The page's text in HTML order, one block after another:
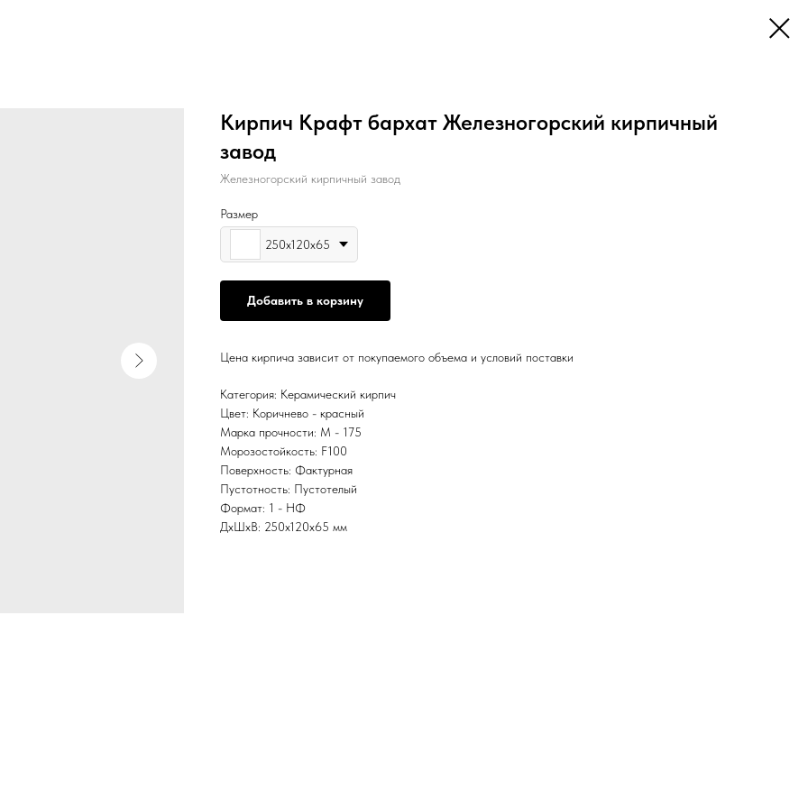
Кирпич Крафт бархат Железногорский кирпичный
завод
Железногорский кирпичный завод
Размер
250х120х65
Добавить в корзину
Цена кирпича зависит от покупаемого объема и условий поставки
Категория: Керамический кирпич
Цвет: Коричнево - красный
Марка прочности: M - 175
Морозостойкость: F100
Поверхность: Фактурная
Пустотность: Пустотелый
Формат: 1 - НФ
ДxШxВ: 250x120x65 мм